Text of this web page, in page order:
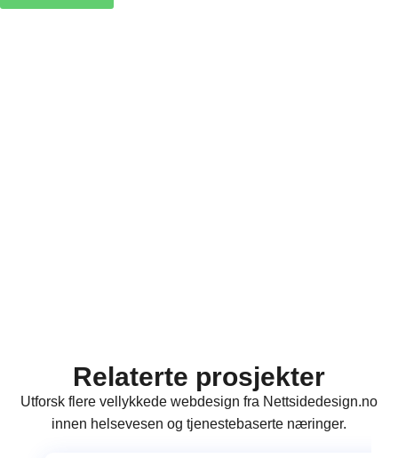
Relaterte prosjekter
Utforsk flere vellykkede webdesign fra Nettsidedesign.no
innen helsevesen og tjenestebaserte næringer.